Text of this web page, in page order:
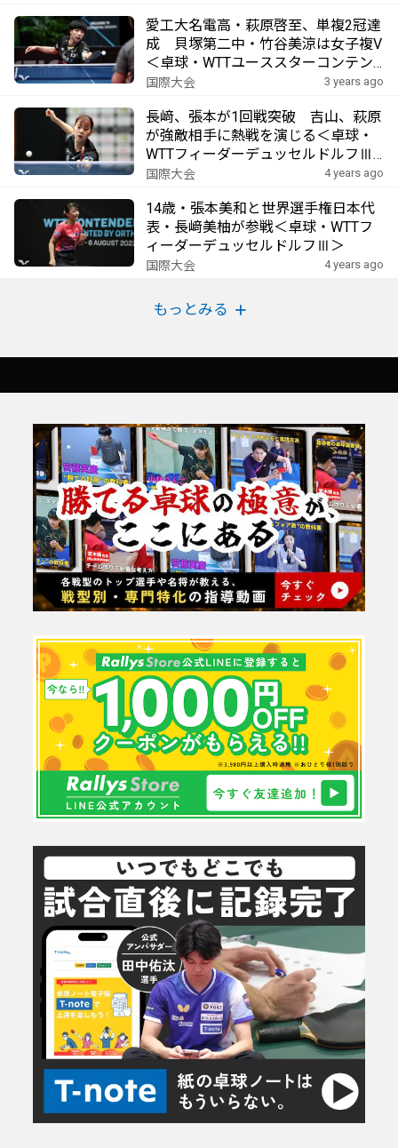
愛工大名電高・萩原啓至、単複2冠達
成 貝塚第二中・竹谷美涼は女子複V
＜卓球・WTTユーススターコンテン
ダースコピエ＞
国際大会 3 years ago
長﨑、張本が1回戦突破 吉山、萩原
が強敵相手に熱戦を演じる＜卓球・
WTTフィーダーデュッセルドルフⅢ
＞
国際大会 4 years ago
14歳・張本美和と世界選手権日本代
表・長﨑美柚が参戦＜卓球・WTTフ
ィーダーデュッセルドルフⅢ＞
国際大会 4 years ago
もっとみる